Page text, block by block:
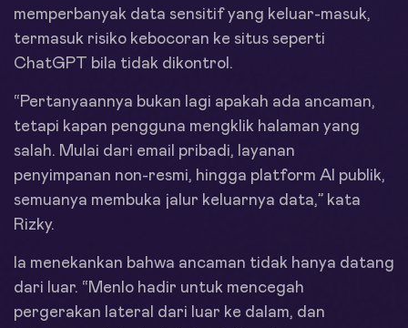
memperbanyak data sensitif yang keluar-masuk,
termasuk risiko kebocoran ke situs seperti
ChatGPT bila tidak dikontrol.
“Pertanyaannya bukan lagi apakah ada ancaman,
tetapi kapan pengguna mengklik halaman yang
salah. Mulai dari email pribadi, layanan
penyimpanan non-resmi, hingga platform AI publik,
semuanya membuka jalur keluarnya data,” kata
Rizky.
Ia menekankan bahwa ancaman tidak hanya datang
dari luar. “Menlo hadir untuk mencegah
pergerakan lateral dari luar ke dalam, dan